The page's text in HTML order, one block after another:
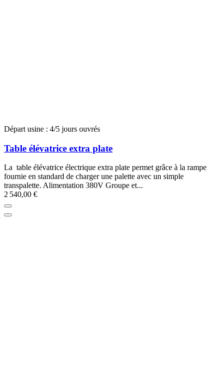
Départ usine : 4/5 jours ouvrés
Table élévatrice extra plate
La table élévatrice électrique extra plate permet grâce à la rampe
fournie en standard de charger une palette avec un simple
transpalette. Alimentation 380V Groupe et...
2 540,00 €